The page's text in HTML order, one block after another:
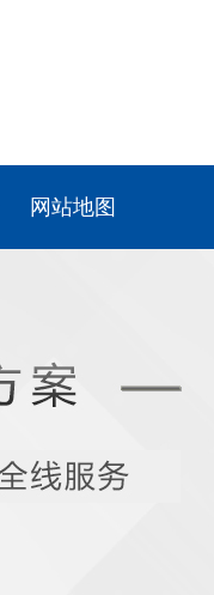
网站地图